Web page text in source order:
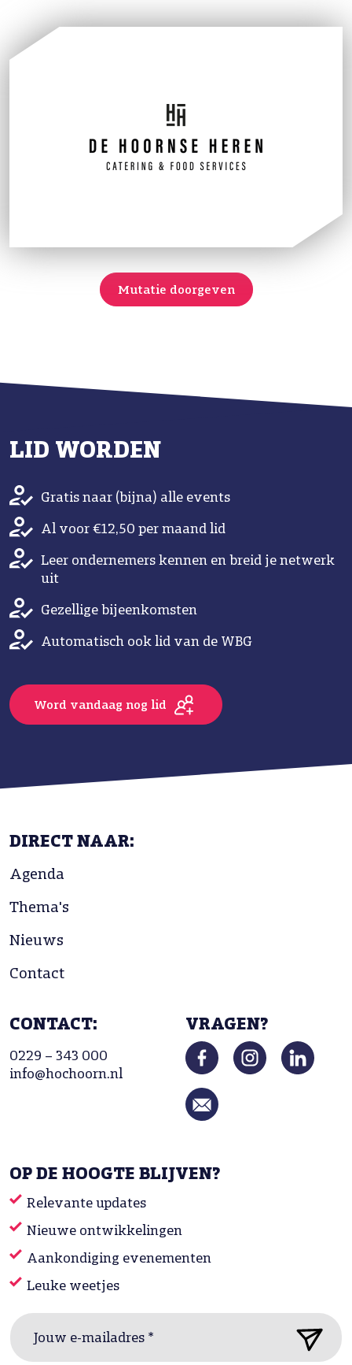
Mutatie doorgeven
LID WORDEN
Gratis naar (bijna) alle events
Al voor €12,50 per maand lid
Leer ondernemers kennen en breid je netwerk
uit
Gezellige bijeenkomsten
Automatisch ook lid van de WBG
Word vandaag nog lid
DIRECT NAAR:
Agenda
Thema's
Nieuws
Contact
CONTACT:
0229 – 343 000
info@hochoorn.nl
VRAGEN?
OP DE HOOGTE BLIJVEN?
Relevante updates
Nieuwe ontwikkelingen
Aankondiging evenementen
Leuke weetjes
Jouw e-mailadres *